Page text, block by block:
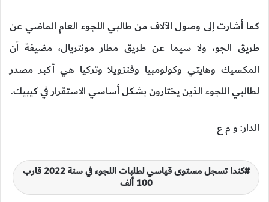
كما أشارت إلى وصول الآلاف من طالبي اللجوء العام الماضي عن
طريق الجو، ولا سيما عن طريق مطار مونتريال، مضيفة أن
المكسيك وهايتي وكولومبيا وفنزويلا وتركيا هي أكبر مصدر
لطالبي اللجوء الذين يختارون بشكل أساسي الاستقرار في كيبيك.
الدار: و م ع
كندا تسجل مستوى قياسي لطلبات اللجوء في سنة 2022 قارب
100 ألف